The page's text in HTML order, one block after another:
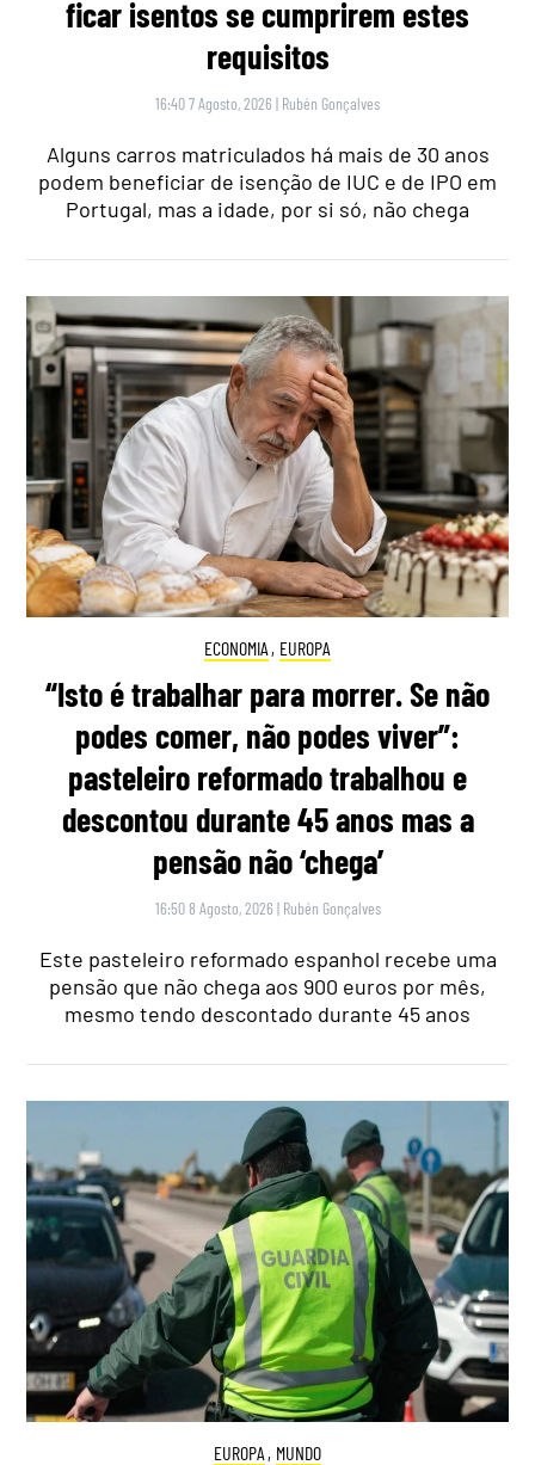
ficar isentos se cumprirem estes
requisitos
16:40 7 Agosto, 2026 | Rubén Gonçalves
Alguns carros matriculados há mais de 30 anos
podem beneficiar de isenção de IUC e de IPO em
Portugal, mas a idade, por si só, não chega
ECONOMIA , EUROPA
“Isto é trabalhar para morrer. Se não
podes comer, não podes viver”:
pasteleiro reformado trabalhou e
descontou durante 45 anos mas a
pensão não ‘chega’
16:50 8 Agosto, 2026 | Rubén Gonçalves
Este pasteleiro reformado espanhol recebe uma
pensão que não chega aos 900 euros por mês,
mesmo tendo descontado durante 45 anos
EUROPA , MUNDO